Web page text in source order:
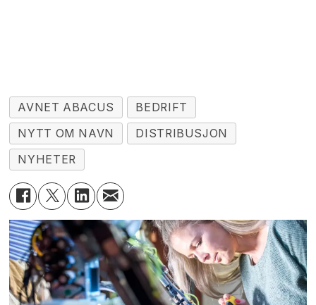
AVNET ABACUS
BEDRIFT
NYTT OM NAVN
DISTRIBUSJON
NYHETER